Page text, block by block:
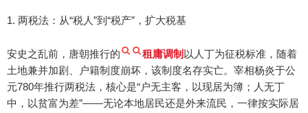
1. 两税法：从“税人”到“税产”，扩大税基
安史之乱前，唐朝推行的 租庸调制 以人丁为征税标准，随着
土地兼并加剧、户籍制度崩坏，该制度名存实亡。宰相杨炎于公
元780年推行两税法，核心是“户无主客，以现居为簿；人无丁
中，以贫富为差”——无论本地居民还是外来流民，一律按实际居